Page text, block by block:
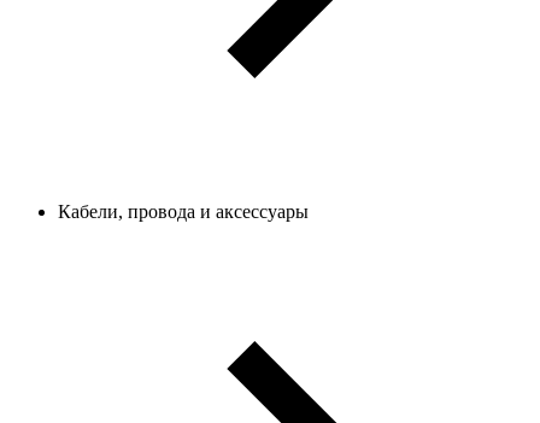
Кабели, провода и аксессуары